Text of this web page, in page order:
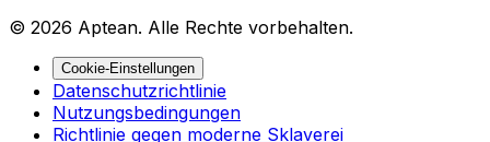
© 2026 Aptean. Alle Rechte vorbehalten.
Cookie-Einstellungen
Datenschutzrichtlinie
Nutzungsbedingungen
Richtlinie gegen moderne Sklaverei